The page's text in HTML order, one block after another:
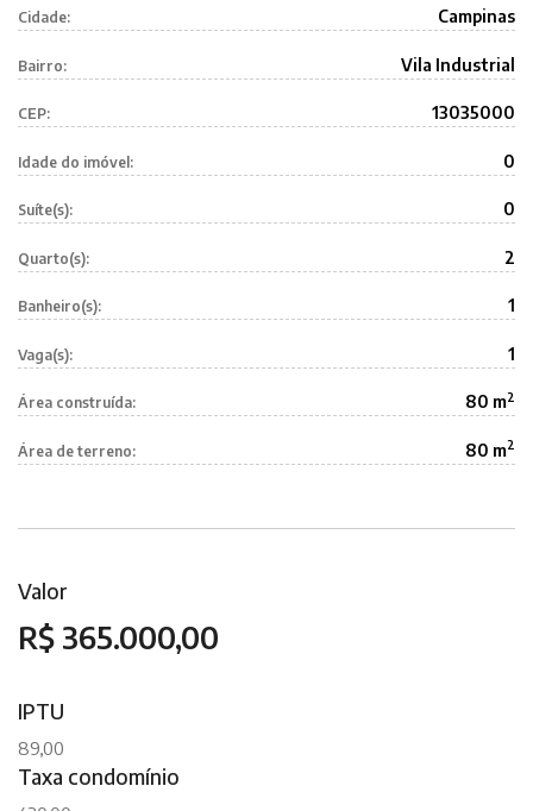
Cidade: Campinas
Bairro: Vila Industrial
CEP: 13035000
Idade do imóvel: 0
Suíte(s): 0
Quarto(s): 2
Banheiro(s): 1
Vaga(s): 1
Área construída: 80 m2
Área de terreno: 80 m2
Valor
R$ 365.000,00
IPTU
89,00
Taxa condomínio